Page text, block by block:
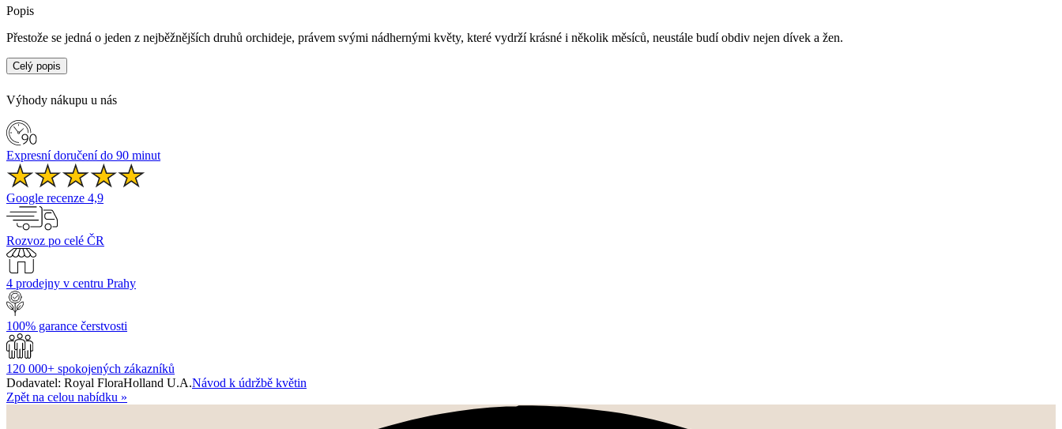
Popis
Přestože se jedná o jeden z nejběžnějších druhů orchideje, právem svými nádhernými květy, které vydrží krásné i několik měsíců, neustále budí obdiv nejen dívek a žen.
Tato oblíbená rostlina se dokonale hodí jako dekorace do prosluněné kanceláře, poslouží jako elegantní doplněk v restauracích, kavárnách nebo recepcích hotelů. Trochu exotiky jistě přinese i do vašich
spolupráci.
Květina se prodává i s keramickým obalem .
Celý popis
Výhody nákupu u nás
Expresní doručení do 90 minut
Google recenze 4,9
Rozvoz po celé ČR
4 prodejny v centru Prahy
100% garance čerstvosti
120 000+ spokojených zákazníků
Dodavatel: Royal FloraHolland U.A.Návod k údržbě květin
Zpět na celou nabídku »